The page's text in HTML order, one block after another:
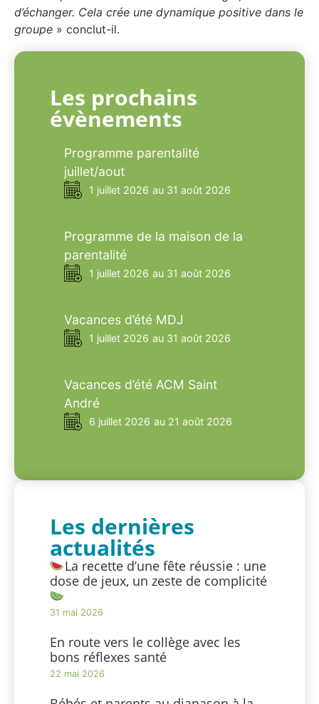
d’échanger. Cela crée une dynamique positive dans le
groupe » conclut-il.
Les prochains
évènements
Programme parentalité
juillet/aout
1 juillet 2026 au 31 août 2026
Programme de la maison de la
parentalité
1 juillet 2026 au 31 août 2026
Vacances d’été MDJ
1 juillet 2026 au 31 août 2026
Vacances d’été ACM Saint
André
6 juillet 2026 au 21 août 2026
Les dernières
actualités
La recette d’une fête réussie : une
dose de jeux, un zeste de complicité
31 mai 2026
En route vers le collège avec les
bons réflexes santé
22 mai 2026